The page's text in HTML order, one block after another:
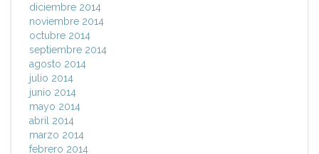
diciembre 2014
noviembre 2014
octubre 2014
septiembre 2014
agosto 2014
julio 2014
junio 2014
mayo 2014
abril 2014
marzo 2014
febrero 2014